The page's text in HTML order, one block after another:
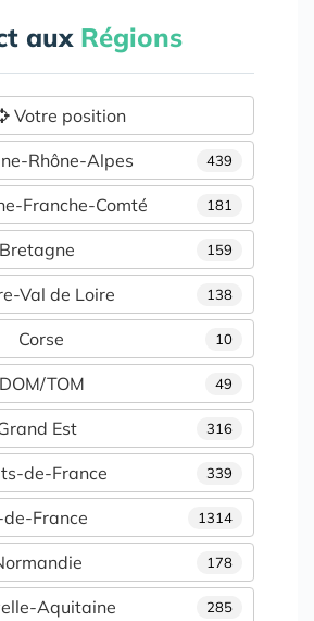
aux Régions
Votre position
439
Rhône-Alpes
181
Franche-Comté
159
Bretagne
138
Val de Loire
10
Corse
49
DOM/TOM
316
Est
339
de-France
1314
France
178
285
Aquitaine